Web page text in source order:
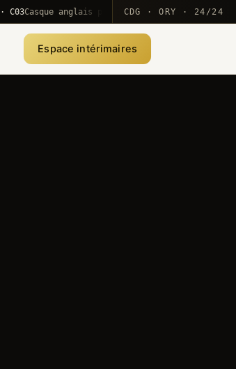
Casque anglais positionné · rotation MEA ·
CDG · ORY · 24/24
Espace intérimaires